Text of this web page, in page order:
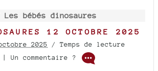
Les bébés dinosaures
12 OCTOBRE 2025
2025 / Temps de lecture
Un commentaire ?